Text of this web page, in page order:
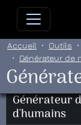
Allez directement
Accueil Outils
Générateur de
Générateur
d'humains